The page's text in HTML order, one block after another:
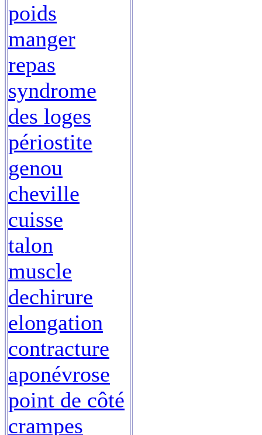
poids
manger
repas
syndrome
des loges
périostite
genou
cheville
cuisse
talon
muscle
dechirure
elongation
contracture
aponévrose
point de côté
crampes